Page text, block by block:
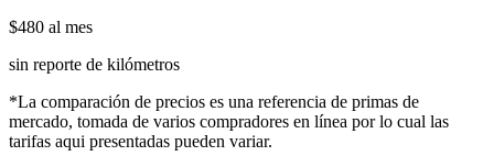
$480 al mes
sin reporte de kilómetros
*La comparación de precios es una referencia de primas de
mercado, tomada de varios compradores en línea por lo cual las
tarifas aqui presentadas pueden variar.